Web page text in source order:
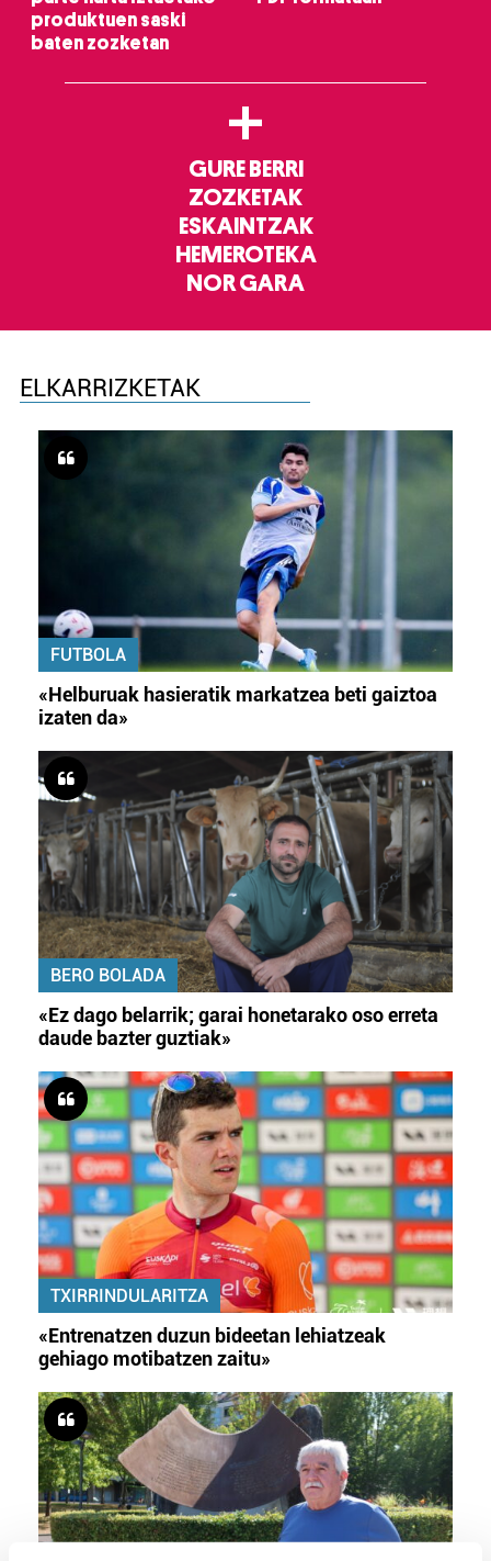
produktuen saski
baten zozketan
+
GURE BERRI
ZOZKETAK
ESKAINTZAK
HEMEROTEKA
NOR GARA
ELKARRIZKETAK
FUTBOLA
«Helburuak hasieratik markatzea beti gaiztoa
izaten da»
BERO BOLADA
«Ez dago belarrik; garai honetarako oso erreta
daude bazter guztiak»
TXIRRINDULARITZA
«Entrenatzen duzun bideetan lehiatzeak
gehiago motibatzen zaitu»